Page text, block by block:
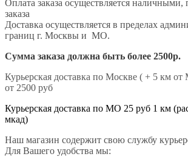
Оплата заказа осуществляется
заказа
Доставка осуществляется в пределах
границ г. Москвы и МО.
Сумма заказа должна быть более 2500р.
Курьерская доставка по Москве ( + 5 км
от 2500 руб
Курьерская доставка по МО 25 руб 1 км
мкад)
Наш магазин содержит свою службу
Для Вашего удобства мы: